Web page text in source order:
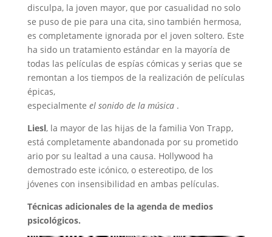
disculpa, la joven mayor, que por casualidad no solo
se puso de pie para una cita, sino también hermosa,
es completamente ignorada por el joven soltero. Este
ha sido un tratamiento estándar en la mayoría de
todas las películas de espías cómicas y serias que se
remontan a los tiempos de la realización de películas
épicas,
especialmente el sonido de la música.
Liesl, la mayor de las hijas de la familia Von Trapp,
está completamente abandonada por su prometido
ario por su lealtad a una causa. Hollywood ha
demostrado este icónico, o estereotipo, de los
jóvenes con insensibilidad en ambas películas.
Técnicas adicionales de la agenda de medios
psicológicos.